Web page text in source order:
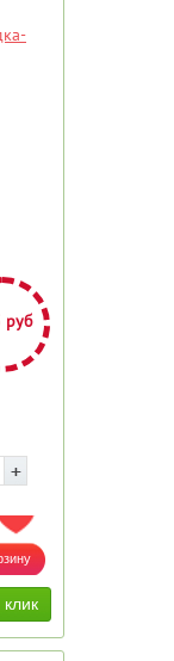
руб
ДОБАВИТЬ В ИЗБРАННОЕ